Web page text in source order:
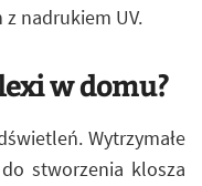
nadrukiem UV.
w domu?
Wytrzymałe
stworzenia klosza